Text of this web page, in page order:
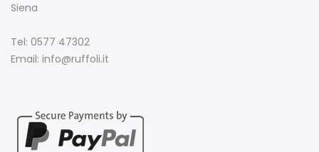
Siena
Tel: 0577 47302
Email: info@ruffoli.it